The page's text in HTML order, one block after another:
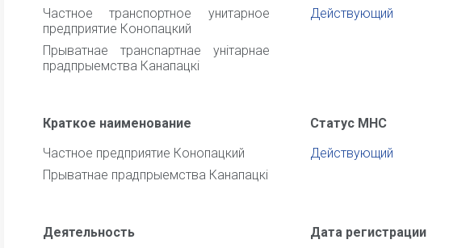
Частное транспортное унитарное
предприятие Конопацкий
Прыватнае транспартнае унiтарнае
прадпрыемства Канапацкi
Действующий
Краткое наименование
Частное предприятие Конопацкий
Прыватнае прадпрыемства Канапацкi
Статус МНС
Действующий
Деятельность
Дата регистрации